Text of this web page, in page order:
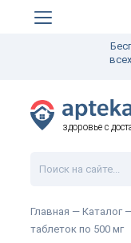
здоровье с
Главная — Каталог
таблеток по 500 мг